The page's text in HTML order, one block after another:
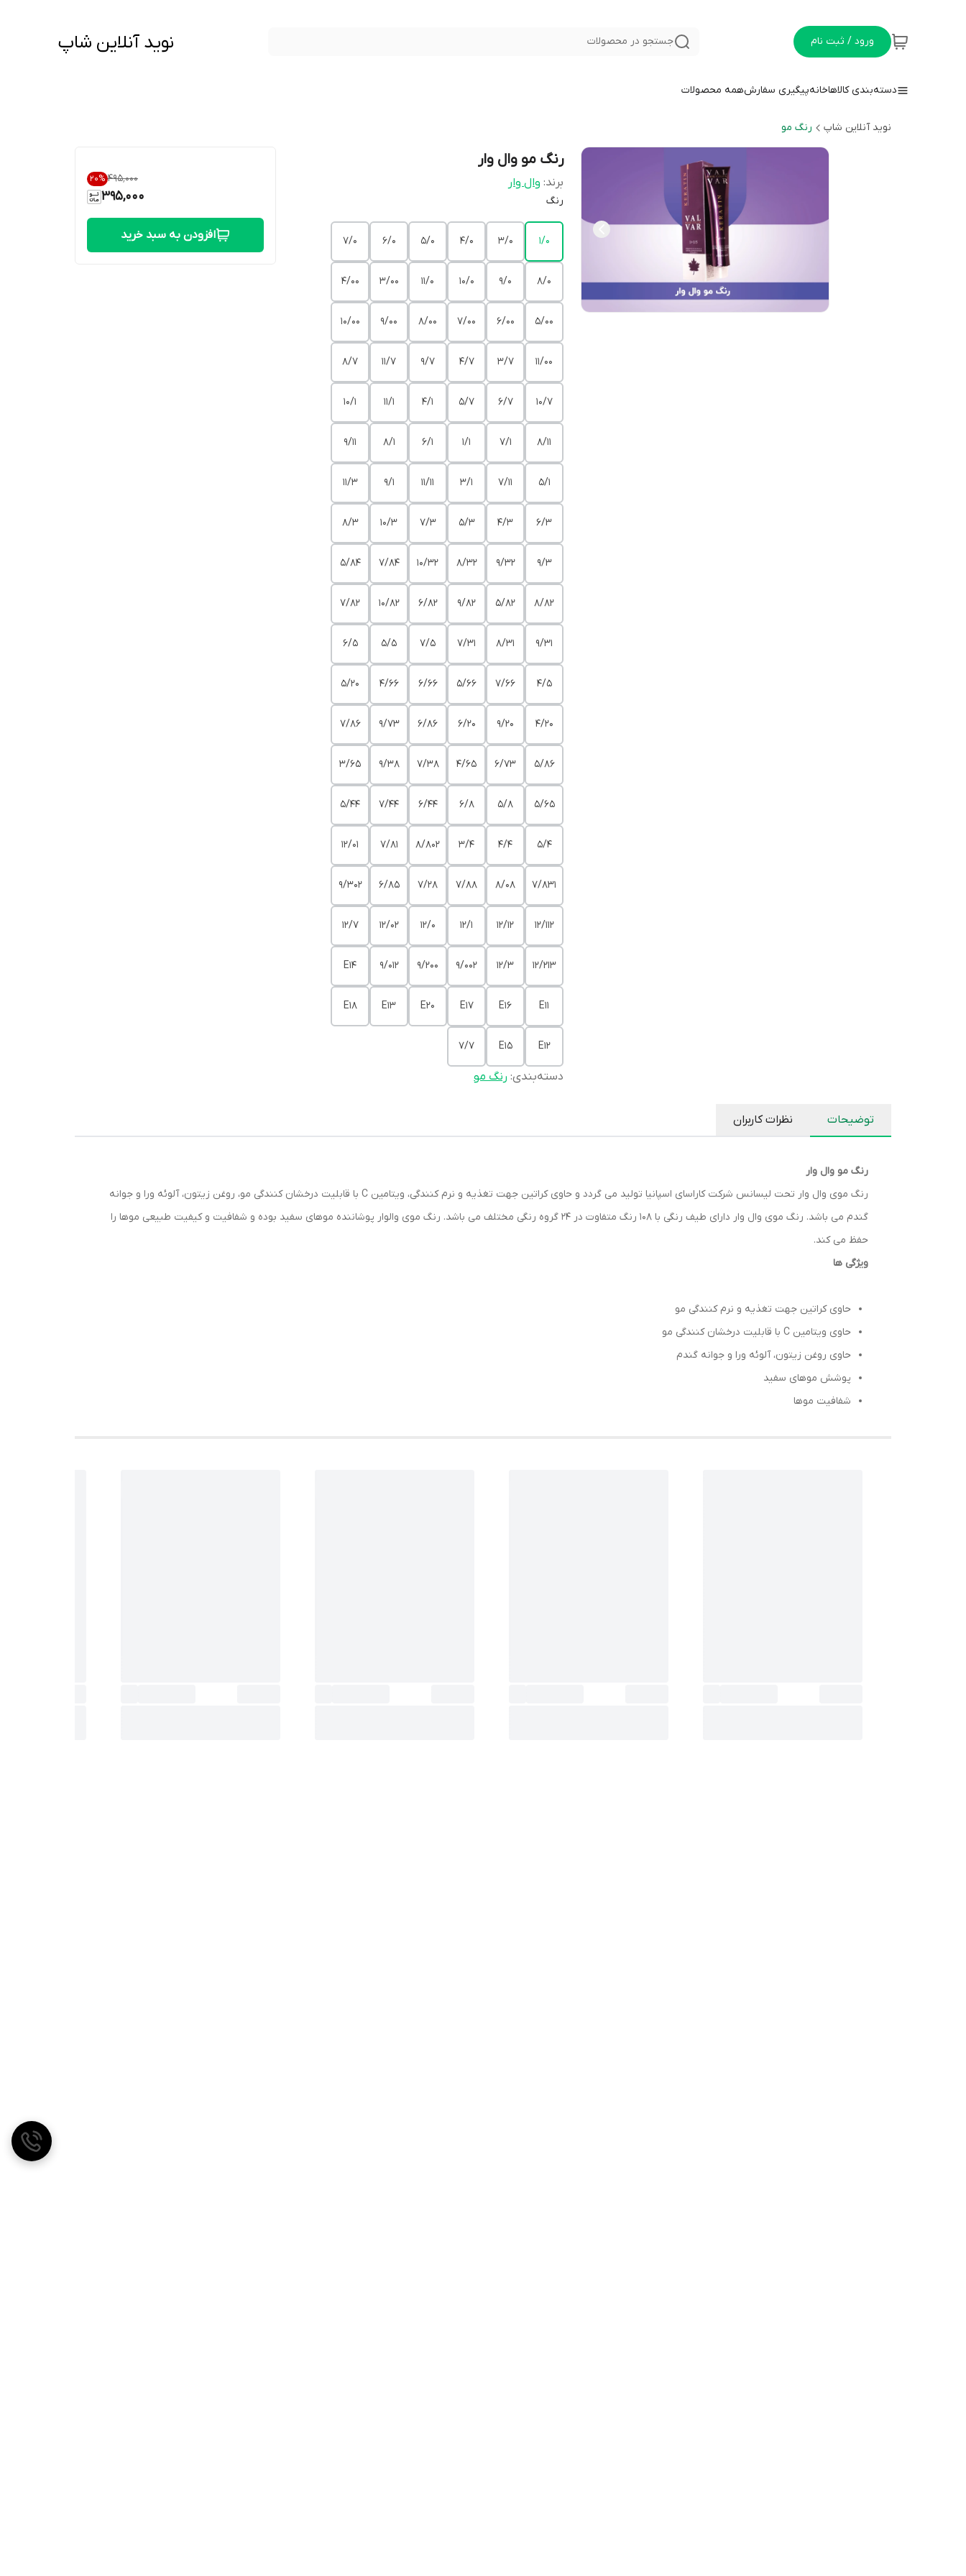
ورود / ثبت نام جستجو در محصولات نوید آنلاین شاپ
دسته‌بندی کالاهاخانهپیگیری سفارشهمه محصولات
نوید آنلاین شاپ رنگ مو
رنگ مو وال وار
برند: وال وار
رنگ
1/0
3/0
4/0
5/0
6/0
7/0
8/0
9/0
10/0
11/0
3/00
4/00
5/00
6/00
7/00
8/00
9/00
10/00
11/00
3/7
4/7
9/7
11/7
8/7
10/7
6/7
5/7
4/1
11/1
10/1
8/11
7/1
1/1
6/1
8/1
9/11
5/1
7/11
3/1
11/11
9/1
11/3
6/3
4/3
5/3
7/3
10/3
8/3
9/3
9/32
8/32
10/32
7/84
5/84
8/82
5/82
9/82
6/82
10/82
7/82
9/31
8/31
7/31
7/5
5/5
6/5
4/5
7/66
5/66
6/66
4/66
5/20
4/20
9/20
6/20
6/86
9/73
7/86
5/86
6/73
4/65
7/38
9/38
3/65
5/65
5/8
6/8
6/44
7/44
5/44
5/4
4/4
3/4
8/802
7/81
12/01
7/831
8/08
7/88
7/28
6/85
9/302
12/112
12/12
12/1
12/0
12/02
12/7
12/213
12/3
9/002
9/200
9/012
E14
E11
E16
E17
E20
E13
E18
E12
E15
7/7
دسته‌بندی: رنگ مو
۴۹۵٬۰۰۰ 20%
395,000
افزودن به سبد خرید
توضیحات نظرات کاربران
رنگ مو وال وار
رنگ موی وال وار تحت لیسانس شرکت کاراسای اسپانیا تولید می گردد و حاوی کراتین جهت تغذیه و نرم کنندگی، ویتامین C با قابلیت درخشان کنندگی مو، روغن زیتون، آلوئه ورا و جوانه
گندم می باشد. رنگ موی وال وار دارای طیف رنگی با 108 رنگ متفاوت در 24 گروه رنگی مختلف می باشد. رنگ موی والوار پوشاننده موهای سفید بوده و شفافیت و کیفیت طبیعی موها را
حفظ می کند.
ویژگی ها
حاوی کراتین جهت تغذیه و نرم کنندگی مو
حاوی ویتامین C با قابلیت درخشان کنندگی مو
حاوی روغن زیتون، آلوئه ورا و جوانه گندم
پوشش موهای سفید
شفافیت موها